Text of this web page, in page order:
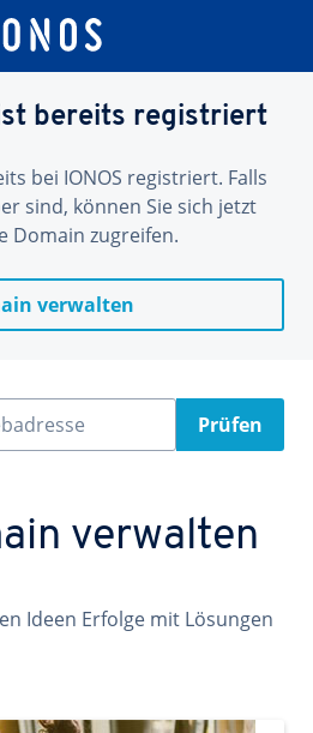
bereits registriert
bei IONOS registriert. Falls
sind, können Sie sich jetzt
Domain zugreifen.
verwalten
Prüfen
verwalten
Ideen Erfolge mit Lösungen